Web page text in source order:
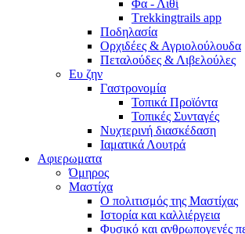
Φα - Λιθί
Τrekkingtrails app
Ποδηλασία
Ορχιδέες & Αγριολούλουδα
Πεταλούδες & Λιβελούλες
Ευ ζην
Γαστρονομία
Τοπικά Προϊόντα
Τοπικές Συνταγές
Νυχτερινή διασκέδαση
Ιαματικά Λουτρά
Αφιερωματα
Όμηρος
Μαστίχα
Ο πολιτισμός της Μαστίχας
Ιστορία και καλλιέργεια
Φυσικό και ανθρωπογενές